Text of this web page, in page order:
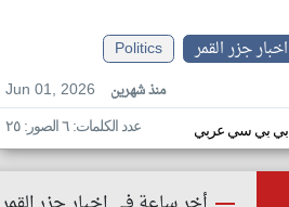
اخبار جزر القمر
Politics
Jun 01, 2026
منذ شهرين
بي بي سي عربي عدد الكلمات: ٦ الصور: ٢٥